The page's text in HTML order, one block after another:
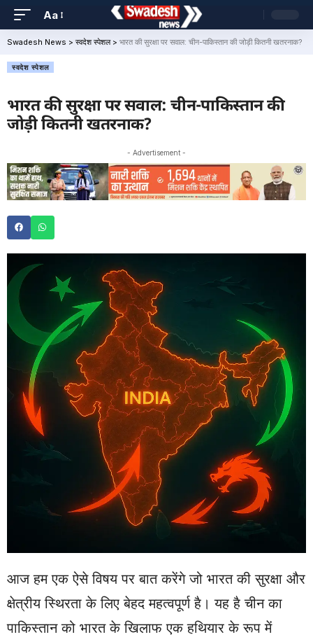
Aa
Swadesh News > स्वदेश स्पेशल> भारत की सुरक्षा पर सवाल: चीन-पाकिस्तान की जोड़ी कितनी खतरनाक?
स्वदेश स्पेशल
भारत की सुरक्षा पर सवाल: चीन-पाकिस्तान की
जोड़ी कितनी खतरनाक?
- Advertisement -
आज हम एक ऐसे विषय पर बात करेंगे जो भारत की सुरक्षा और
क्षेत्रीय स्थिरता के लिए बेहद महत्वपूर्ण है। यह है चीन का
पाकिस्तान को भारत के खिलाफ एक हथियार के रूप में